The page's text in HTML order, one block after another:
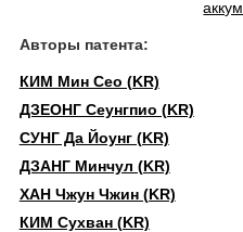
Авторы патента:
КИМ Мин Сео (KR)
ДЗЕОНГ Сеунгпио (KR)
СУНГ Да Йоунг (KR)
ДЗАНГ Минчул (KR)
ХАН Чжун Чжин (KR)
КИМ Сухван (KR)